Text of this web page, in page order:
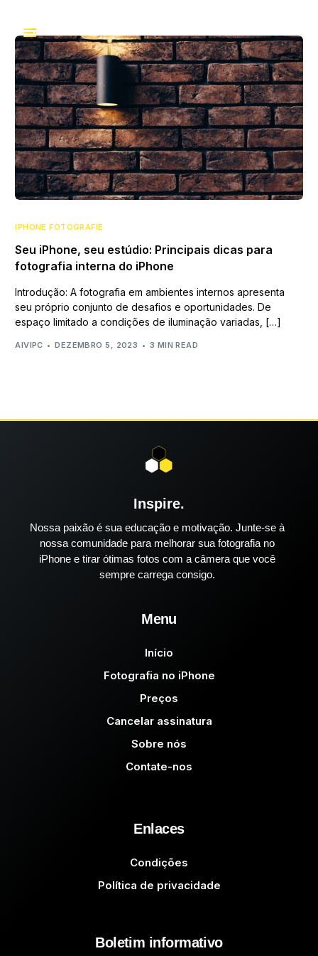
IPHONE FOTOGRAFIE
Seu iPhone, seu estúdio: Principais dicas para
fotografia interna do iPhone
Introdução: A fotografia em ambientes internos apresenta
seu próprio conjunto de desafios e oportunidades. De
espaço limitado a condições de iluminação variadas, […]
AIVIPC DEZEMBRO 5, 2023 3 MIN READ
Inspire.
Nossa paixão é sua educação e motivação. Junte-se à
nossa comunidade para melhorar sua fotografia no
iPhone e tirar ótimas fotos com a câmera que você
sempre carrega consigo.
Menu
Início
Fotografia no iPhone
Preços
Cancelar assinatura
Sobre nós
Contate-nos
Enlaces
Condições
Política de privacidade
Boletim informativo